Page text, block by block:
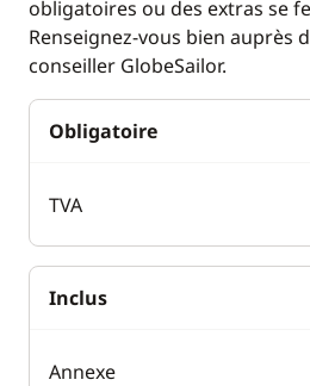
obligatoires ou des extras se
Renseignez-vous bien auprès
conseiller GlobeSailor.
Obligatoire
TVA
Inclus
Annexe